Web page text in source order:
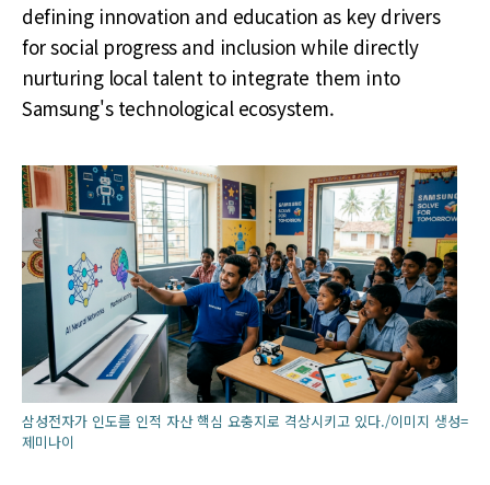
defining innovation and education as key drivers
for social progress and inclusion while directly
nurturing local talent to integrate them into
Samsung's technological ecosystem.
삼성전자가 인도를 인적 자산 핵심 요충지로 격상시키고 있다./이미지 생성=
제미나이